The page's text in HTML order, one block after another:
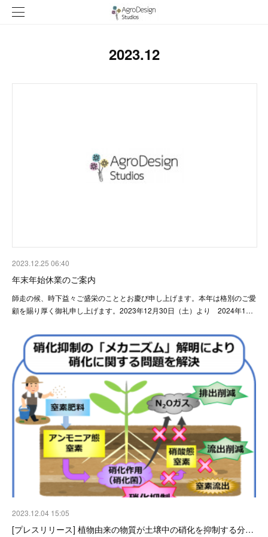
2023.12
2023.12.25 06:40
年末年始休業のご案内
師走の候、時下益々ご盛栄のこととお慶び申し上げます。本年は格別のご愛
顧を賜り厚く御礼申し上げます。2023年12月30日（土）より 2024年1…
2023.12.04 15:05
[プレスリリース] 植物由来の物質が土壌中の硝化を抑制する分…